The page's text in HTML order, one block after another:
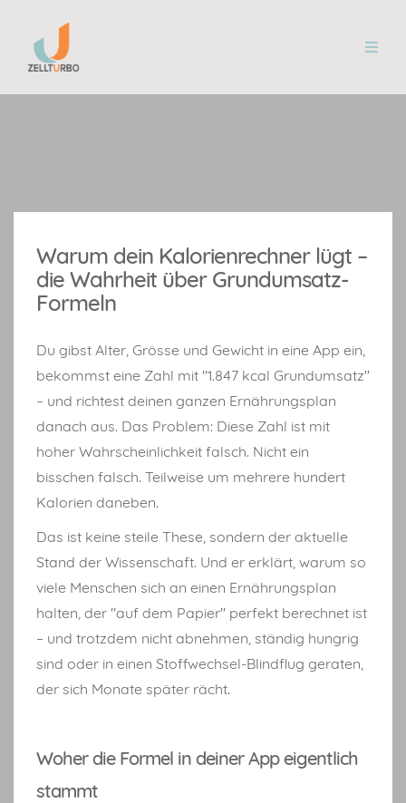
Warum dein Kalorienrechner lügt –
die Wahrheit über Grundumsatz-
Formeln
Du gibst Alter, Grösse und Gewicht in eine App ein,
bekommst eine Zahl mit "1.847 kcal Grundumsatz"
– und richtest deinen ganzen Ernährungsplan
danach aus. Das Problem: Diese Zahl ist mit
hoher Wahrscheinlichkeit falsch. Nicht ein
bisschen falsch. Teilweise um mehrere hundert
Kalorien daneben.
Das ist keine steile These, sondern der aktuelle
Stand der Wissenschaft. Und er erklärt, warum so
viele Menschen sich an einen Ernährungsplan
halten, der "auf dem Papier" perfekt berechnet ist
– und trotzdem nicht abnehmen, ständig hungrig
sind oder in einen Stoffwechsel-Blindflug geraten,
der sich Monate später rächt.
Woher die Formel in deiner App eigentlich
stammt